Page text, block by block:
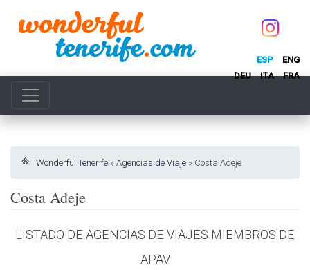
ESP
ENG
DEU
ITA FRA
Wonderful Tenerife » Agencias de Viaje » Costa Adeje
Costa Adeje
LISTADO DE AGENCIAS DE VIAJES MIEMBROS DE
APAV